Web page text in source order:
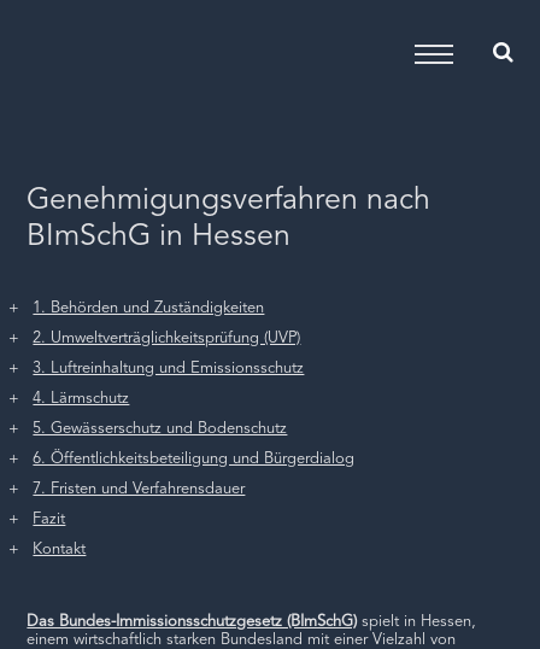
Genehmigungsverfahren nach
BImSchG in Hessen
1. Behörden und Zuständigkeiten
2. Umweltverträglichkeitsprüfung (UVP)
3. Luftreinhaltung und Emissionsschutz
4. Lärmschutz
5. Gewässerschutz und Bodenschutz
6. Öffentlichkeitsbeteiligung und Bürgerdialog
7. Fristen und Verfahrensdauer
Fazit
Kontakt
Das Bundes-Immissionsschutzgesetz (BImSchG)spielt in Hessen,
einem wirtschaftlich starken Bundesland mit einer Vielzahl von